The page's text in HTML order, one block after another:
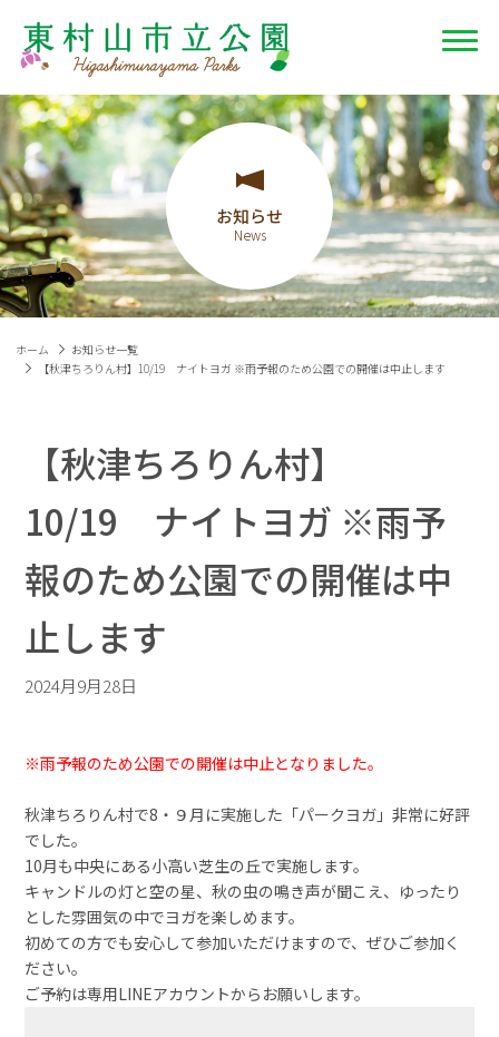
お知らせ
ホーム
お知らせ一覧
【秋津ちろりん村】10/19 ナイトヨガ ※雨予報のため公園での開催は中止します
【秋津ちろりん村】
10/19 ナイトヨガ ※雨予
報のため公園での開催は中
止します
2024月9月28日
※雨予報のため公園での開催は中止となりました。
秋津ちろりん村で8・９月に実施した「パークヨガ」非常に好評
でした。
10月も中央にある小高い芝生の丘で実施します。
キャンドルの灯と空の星、秋の虫の鳴き声が聞こえ、ゆったり
とした雰囲気の中でヨガを楽しめます。
初めての方でも安心して参加いただけますので、ぜひご参加く
ださい。
ご予約は専用LINEアカウントからお願いします。